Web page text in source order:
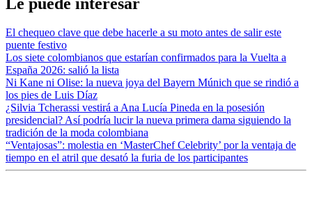
El chequeo clave que debe hacerle a su moto antes de salir este
puente festivo
Los siete colombianos que estarían confirmados para la Vuelta a
España 2026: salió la lista
Ni Kane ni Olise: la nueva joya del Bayern Múnich que se rindió a
los pies de Luis Díaz
¿Silvia Tcherassi vestirá a Ana Lucía Pineda en la posesión
presidencial? Así podría lucir la nueva primera dama siguiendo la
tradición de la moda colombiana
“Ventajosas”: molestia en ‘MasterChef Celebrity’ por la ventaja de
tiempo en el atril que desató la furia de los participantes